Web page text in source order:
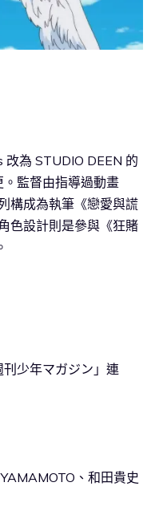
為 STUDIO DEEN 的
監督由指導過動畫
構成為執筆《戀愛與謊
色設計則是參與《狂賭
少年マガジン」連
、和田貴史